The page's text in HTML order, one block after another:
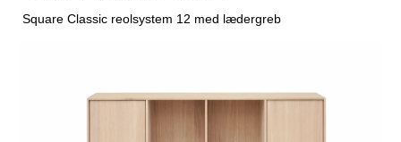
Square Classic reolsystem 12 med lædergreb